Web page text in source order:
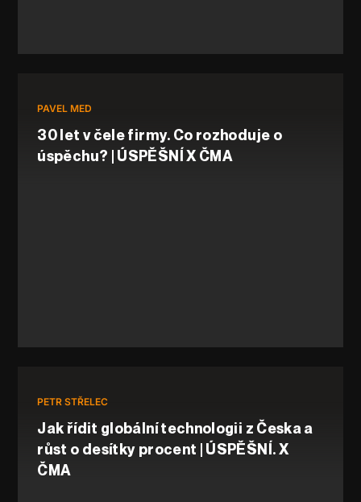
PAVEL MED
30 let v čele firmy. Co rozhoduje o
úspěchu? | ÚSPĚŠNÍ X ČMA
PETR STŘELEC
Jak řídit globální technologii z Česka a
růst o desítky procent | ÚSPĚŠNÍ. X
ČMA